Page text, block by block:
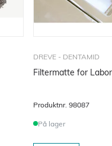
DREVE - DENTAMID
Filtermatte for
Produktnr. 98087
På lager